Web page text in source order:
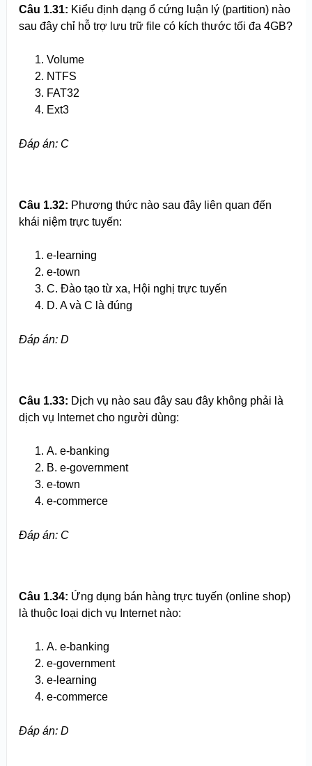
Câu 1.31: Kiểu định dạng ổ cứng luận lý (partition) nào
sau đây chỉ hỗ trợ lưu trữ file có kích thước tối đa 4GB?
Volume
NTFS
FAT32
Ext3
Đáp án: C
Câu 1.32: Phương thức nào sau đây liên quan đến
khái niệm trực tuyến:
e-learning
e-town
C. Đào tạo từ xa, Hội nghị trực tuyến
D. A và C là đúng
Đáp án: D
Câu 1.33: Dịch vụ nào sau đây sau đây không phải là
dịch vụ Internet cho người dùng:
A. e-banking
B. e-government
e-town
e-commerce
Đáp án: C
Câu 1.34: Ứng dụng bán hàng trực tuyến (online shop)
là thuộc loại dịch vụ Internet nào:
A. e-banking
e-government
e-learning
e-commerce
Đáp án: D